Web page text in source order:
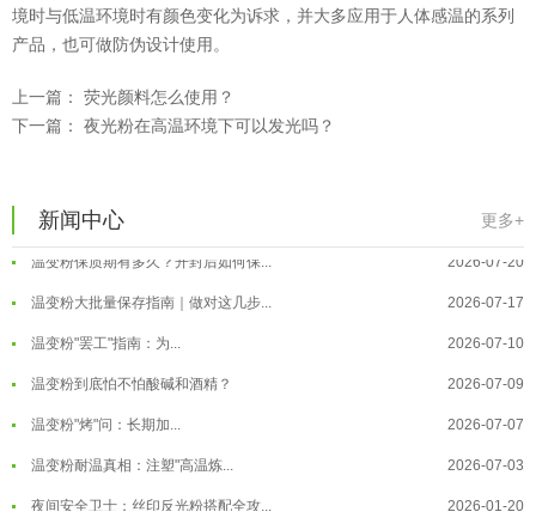
境时与低温环境时有颜色变化为诉求，并大多应用于人体感温的系列
产品，也可做防伪设计使用。
上一篇： 荧光颜料怎么使用？
下一篇： 夜光粉在高温环境下可以发光吗？
新闻中心 更多+
温变粉可以做防伪标签、温变防伪吗...
温变粉注塑后表面翻车？粗糙、颗粒... 2026-07-28
温变粉保质期有多久？开封后如何保... 2026-07-20
温变粉大批量保存指南｜做对这几步...
温变粉"罢工"指南：为...
温变粉到底怕不怕酸碱和酒精？
温变粉"烤"问：长期加...
温变粉耐温真相：注塑"高温炼...
夜间安全卫士：丝印反光粉搭配全攻...